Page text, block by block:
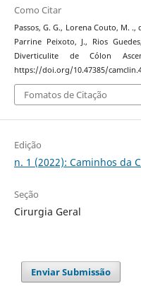
Como Citar
Passos, G. G., Lorena Couto, M. .,
Parrine Peixoto, J., Rios
Diverticulite de Cólon
https://doi.org/10.47385/
Fomatos de Citação
Edição
n. 1 (2022): Caminhos da
Seção
Cirurgia Geral
Enviar Submissão